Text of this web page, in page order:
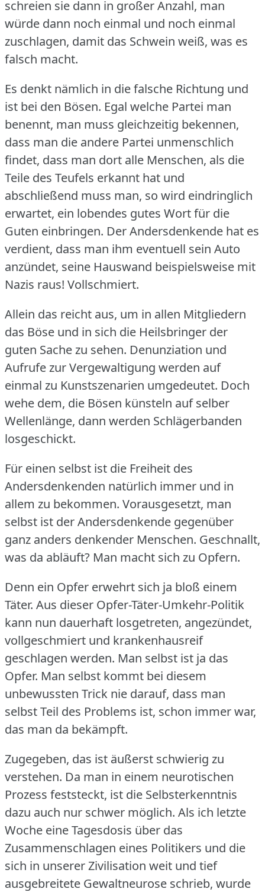
schreien sie dann in großer Anzahl, man
würde dann noch einmal und noch einmal
zuschlagen, damit das Schwein weiß, was es
falsch macht.
Es denkt nämlich in die falsche Richtung und
ist bei den Bösen. Egal welche Partei man
benennt, man muss gleichzeitig bekennen,
dass man die andere Partei unmenschlich
findet, dass man dort alle Menschen, als die
Teile des Teufels erkannt hat und
abschließend muss man, so wird eindringlich
erwartet, ein lobendes gutes Wort für die
Guten einbringen. Der Andersdenkende hat es
verdient, dass man ihm eventuell sein Auto
anzündet, seine Hauswand beispielsweise mit
Nazis raus! Vollschmiert.
Allein das reicht aus, um in allen Mitgliedern
das Böse und in sich die Heilsbringer der
guten Sache zu sehen. Denunziation und
Aufrufe zur Vergewaltigung werden auf
einmal zu Kunstszenarien umgedeutet. Doch
wehe dem, die Bösen künsteln auf selber
Wellenlänge, dann werden Schlägerbanden
losgeschickt.
Für einen selbst ist die Freiheit des
Andersdenkenden natürlich immer und in
allem zu bekommen. Vorausgesetzt, man
selbst ist der Andersdenkende gegenüber
ganz anders denkender Menschen. Geschnallt,
was da abläuft? Man macht sich zu Opfern.
Denn ein Opfer erwehrt sich ja bloß einem
Täter. Aus dieser Opfer-Täter-Umkehr-Politik
kann nun dauerhaft losgetreten, angezündet,
vollgeschmiert und krankenhausreif
geschlagen werden. Man selbst ist ja das
Opfer. Man selbst kommt bei diesem
unbewussten Trick nie darauf, dass man
selbst Teil des Problems ist, schon immer war,
das man da bekämpft.
Zugegeben, das ist äußerst schwierig zu
verstehen. Da man in einem neurotischen
Prozess feststeckt, ist die Selbsterkenntnis
dazu auch nur schwer möglich. Als ich letzte
Woche eine Tagesdosis über das
Zusammenschlagen eines Politikers und die
sich in unserer Zivilisation weit und tief
ausgebreitete Gewaltneurose schrieb, wurde